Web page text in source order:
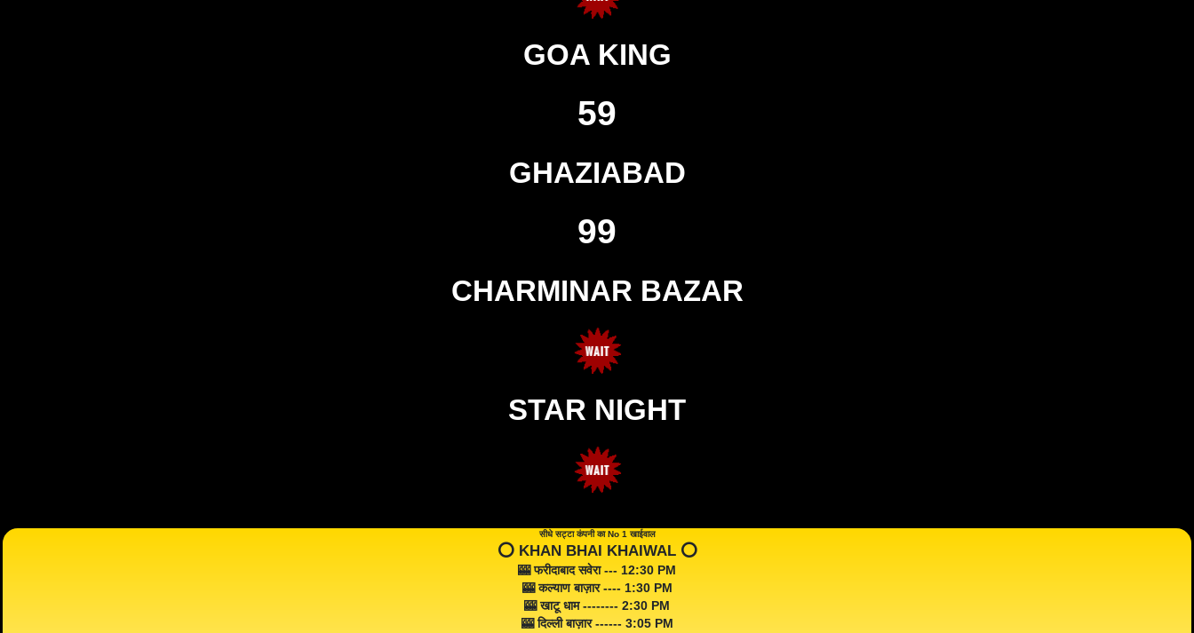
GOA KING
59
GHAZIABAD
99
CHARMINAR BAZAR
STAR NIGHT
सीधे सट्टा कंपनी का No 1 खाईवाल
⭕️ KHAN BHAI KHAIWAL ⭕️
🎰 फरीदाबाद सवेरा --- 12:30 PM
🎰 कल्याण बाज़ार ---- 1:30 PM
🎰 खाटू धाम -------- 2:30 PM
🎰 दिल्ली बाज़ार ------ 3:05 PM